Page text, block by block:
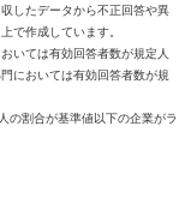
したデータから不正回答や異
で作成しています。
いては有効回答者数が規定人
においては有効回答者数が規
の割合が基準値以下の企業がラ